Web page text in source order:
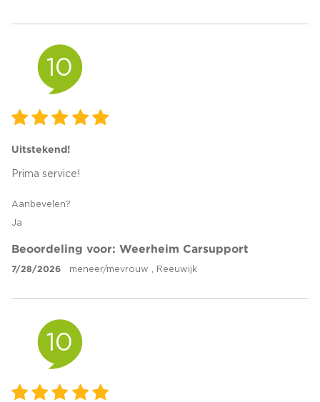
10
Uitstekend!
Prima service!
Aanbevelen?
Ja
Beoordeling voor: Weerheim Carsupport
7/28/2026 meneer/mevrouw , Reeuwijk
10